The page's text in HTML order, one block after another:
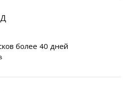
более 40 дней